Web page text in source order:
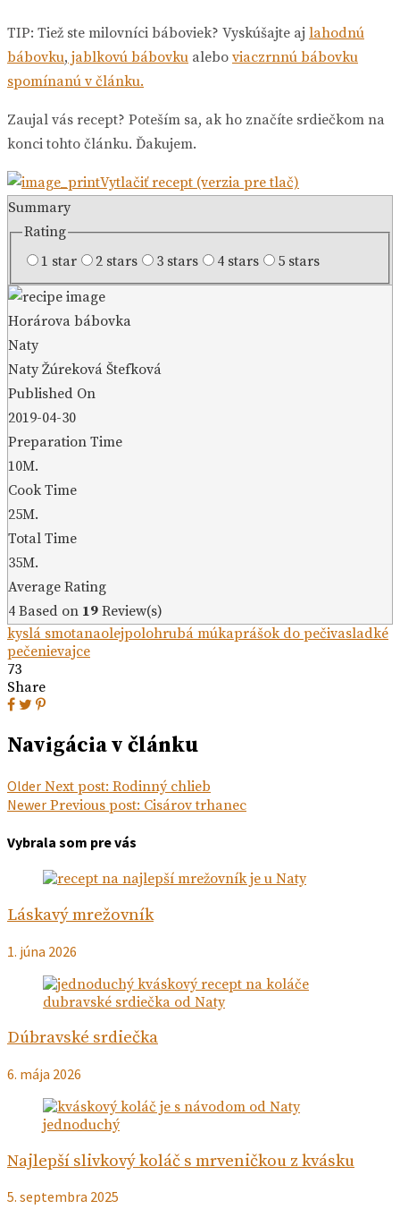
TIP: Tiež ste milovníci báboviek? Vyskúšajte aj lahodnú
bábovku, jablkovú bábovku alebo viaczrnnú bábovku
spomínanú v článku.
Zaujal vás recept? Poteším sa, ak ho značíte srdiečkom na
konci tohto článku. Ďakujem.
Vytlačiť recept (verzia pre tlač)
Summary
Rating
1 star
2 stars 3 stars 4 stars 5 stars
Horárova bábovka
Naty
Naty Žúreková Štefková
Published On
2019-04-30
Preparation Time
10M.
Cook Time
25M.
Total Time
35M.
Average Rating
4 Based on 19 Review(s)
kyslá smotanaolejpolohrubá múkaprášok do pečivasladké
pečenievajce
73
Share
Navigácia v článku
Older Next post: Rodinný chlieb
Newer Previous post: Cisárov trhanec
Vybrala som pre vás
Láskavý mrežovník
1. júna 2026
Dúbravské srdiečka
6. mája 2026
Najlepší slivkový koláč s mrveničkou z kvásku
5. septembra 2025